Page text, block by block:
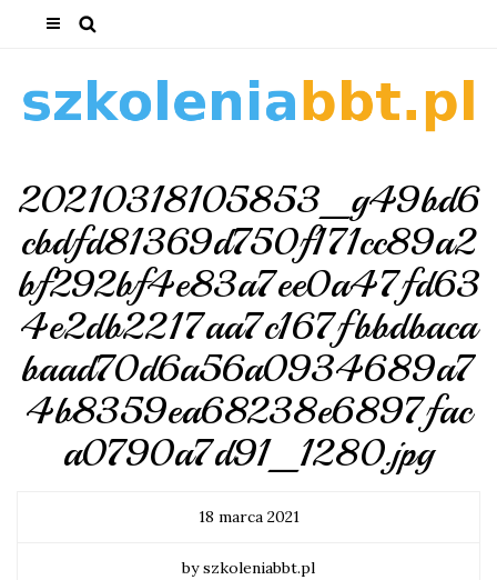
20210318105853_g49bd6
cbdfd81369d750f171cc89a2
bf292bf4e83a7ee0a47fd63
4e2db2217aa7c167fbbdbaca
baad70d6a56a0934689a7
4b8359ea68238e6897fac
a0790a7d91_1280.jpg
18 marca 2021
by szkoleniabbt.pl